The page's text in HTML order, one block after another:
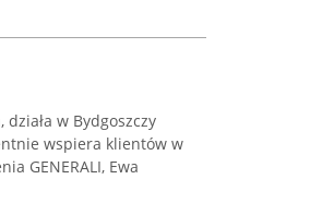
w Bydgoszczy
wspiera klientów w
GENERALI, Ewa